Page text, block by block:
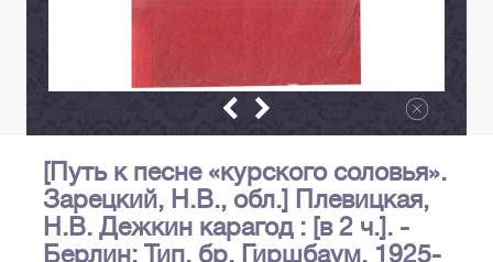
[Путь к песне «курского соловья».
Зарецкий, Н.В., обл.] Плевицкая,
Н.В. Дежкин карагод : [в 2 ч.]. -
Берлин: Тип. бр. Гиршбаум, 1925-